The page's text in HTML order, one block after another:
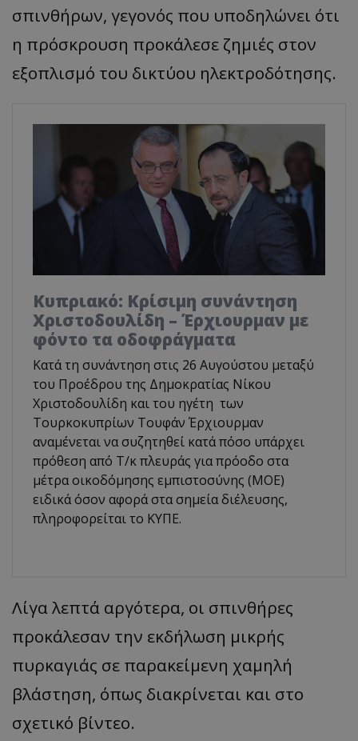
σπινθήρων, γεγονός που υποδηλώνει ότι
η πρόσκρουση προκάλεσε ζημιές στον
εξοπλισμό του δικτύου ηλεκτροδότησης.
Κυπριακό: Κρίσιμη συνάντηση
Χριστοδουλίδη – Έρχιουρμαν με
φόντο τα οδοφράγματα
Κατά τη συνάντηση στις 26 Αυγούστου μεταξύ
του Προέδρου της Δημοκρατίας Νίκου
Χριστοδουλίδη και του ηγέτη των
Τουρκοκυπρίων Τουφάν Έρχιουρμαν
αναμένεται να συζητηθεί κατά πόσο υπάρχει
πρόθεση από Τ/κ πλευράς για πρόοδο στα
μέτρα οικοδόμησης εμπιστοσύνης (ΜΟΕ)
ειδικά όσον αφορά στα σημεία διέλευσης,
πληροφορείται το ΚΥΠΕ.
Λίγα λεπτά αργότερα, οι σπινθήρες
προκάλεσαν την εκδήλωση μικρής
πυρκαγιάς σε παρακείμενη χαμηλή
βλάστηση, όπως διακρίνεται και στο
σχετικό βίντεο.